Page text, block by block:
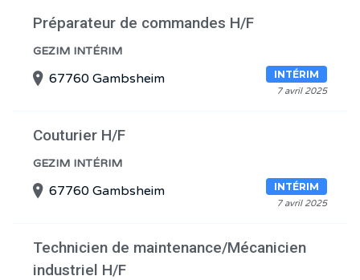
Préparateur de commandes H/F
GEZIM INTÉRIM
67760 Gambsheim INTÉRIM
7 avril 2025
Couturier H/F
GEZIM INTÉRIM
67760 Gambsheim INTÉRIM
7 avril 2025
Technicien de maintenance/Mécanicien
industriel H/F